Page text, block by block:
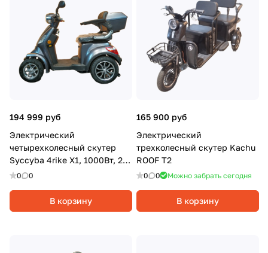
194 999 руб
Электрический
четырехколесный скутер
Syccyba 4rike X1, 1000Вт, 20
Ач, Серый
0 0
В корзину
165 900 руб
Электрический
трехколесный скутер Kachu
ROOF T2
0 0 Можно забрать сегодня
В корзину